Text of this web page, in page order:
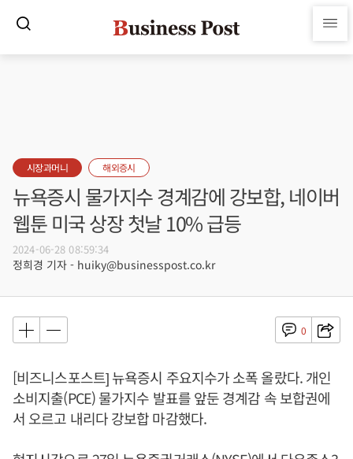
시장과머니 해외증시
뉴욕증시 물가지수 경계감에 강보합, 네이버
웹툰 미국 상장 첫날 10% 급등
2024-06-28 08:59:34
정희경 기자 - huiky@businesspost.co.kr
0
[비즈니스포스트] 뉴욕증시 주요지수가 소폭 올랐다. 개인
소비지출(PCE) 물가지수 발표를 앞둔 경계감 속 보합권에
서 오르고 내리다 강보합 마감했다.